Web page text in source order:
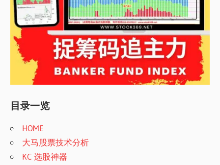
目录一览
HOME
大马股票技术分析
KC 选股神器